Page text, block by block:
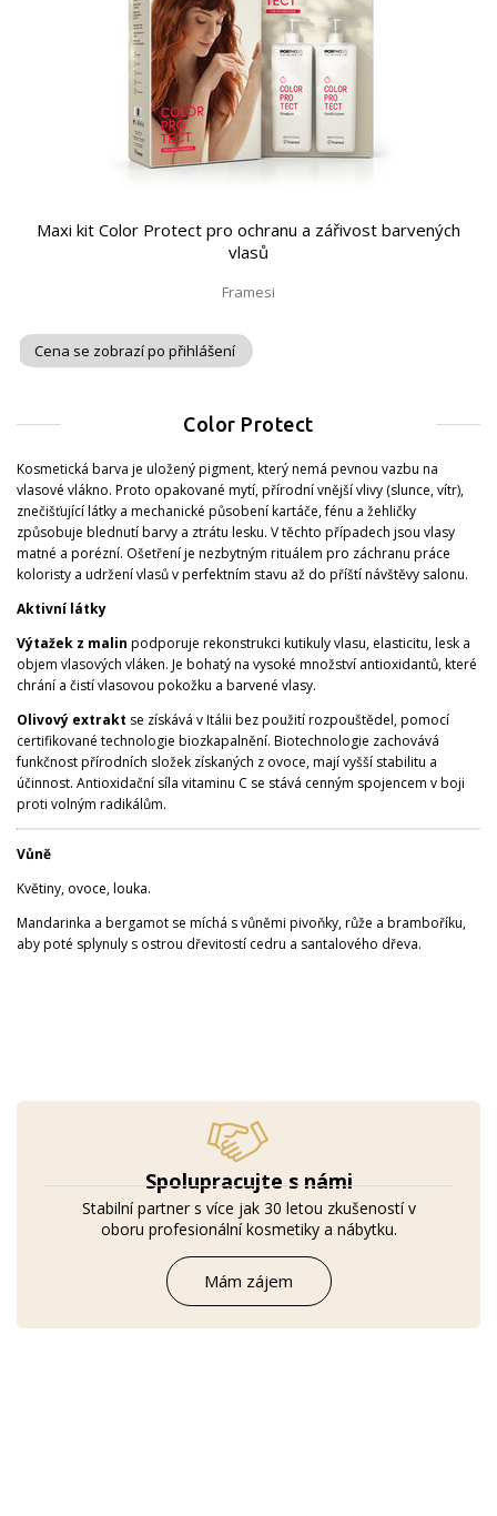
Spolupracujte s námi
Stabilní partner s více jak 30 letou zkušeností v
oboru profesionální kosmetiky a nábytku.
Mám zájem
Maxi kit Color Protect pro ochranu a zářivost barvených
vlasů
Framesi
Cena se zobrazí po přihlášení
Color Protect
Kosmetická barva je uložený pigment, který nemá pevnou vazbu na
vlasové vlákno. Proto opakované mytí, přírodní vnější vlivy (slunce, vítr),
znečišťující látky a mechanické působení kartáče, fénu a žehličky
způsobuje blednutí barvy a ztrátu lesku. V těchto případech jsou vlasy
matné a porézní. Ošetření je nezbytným rituálem pro záchranu práce
koloristy a udržení vlasů v perfektním stavu až do příští návštěvy salonu.
Aktivní látky
Výtažek z malin podporuje rekonstrukci kutikuly vlasu, elasticitu, lesk a
objem vlasových vláken. Je bohatý na vysoké množství antioxidantů, které
chrání a čistí vlasovou pokožku a barvené vlasy.
Olivový extrakt se získává v Itálii bez použití rozpouštědel, pomocí
certifikované technologie biozkapalnění. Biotechnologie zachovává
funkčnost přírodních složek získaných z ovoce, mají vyšší stabilitu a
účinnost. Antioxidační síla vitaminu C se stává cenným spojencem v boji
proti volným radikálům.
Vůně
Květiny, ovoce, louka.
Mandarinka a bergamot se míchá s vůněmi pivoňky, růže a bramboříku,
aby poté splynuly s ostrou dřevitostí cedru a santalového dřeva.